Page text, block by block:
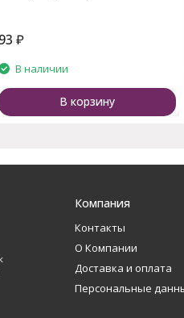
93 ₽
В наличии
В корзину
Компания
Контакты
О Компании
Доставка и оплата
Персональные